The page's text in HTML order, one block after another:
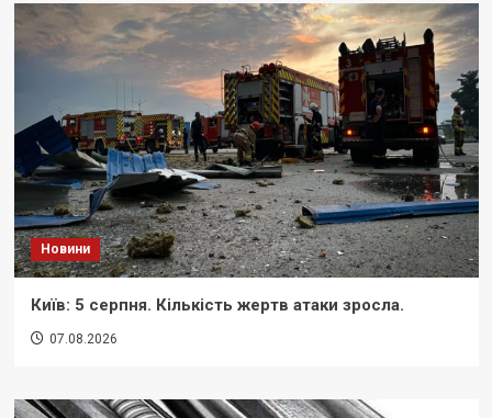
Новини
Київ: 5 серпня. Кількість жертв атаки зросла.
07.08.2026